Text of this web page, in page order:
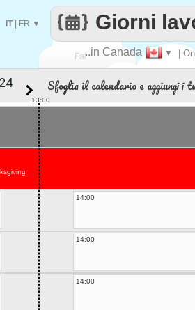
Fai..in Canada ▼ |
Giorni
IT| FR ▼
Sfoglia il calendario e aggiungi i
13:00
14:00
14:00
14:00